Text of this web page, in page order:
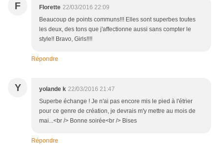
F Florette 22/03/2016 22:09
Beaucoup de points communs!!! Elles sont superbes toutes
les deux, des tons que j'affectionne aussi sans compter le
style!! Bravo, Girls!!!!
Répondre
Y yolande k 22/03/2016 21:47
Superbe échange ! Je n'ai pas encore mis le pied à l'étrier
pour ce genre de création, je devrais m'y mettre au mois de
mai...<br /> Bonne soirée<br /> Bises
Répondre